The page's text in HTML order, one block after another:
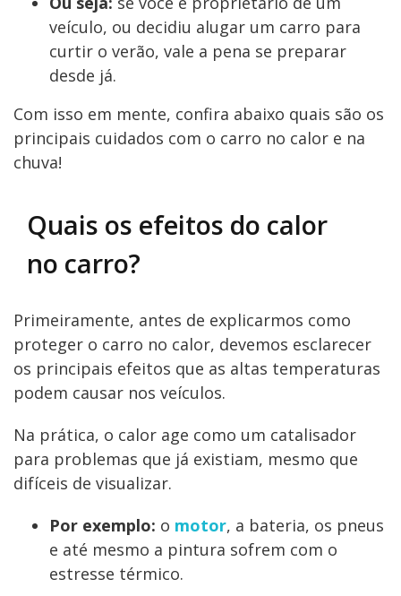
veículo, ou decidiu alugar um carro para
curtir o verão, vale a pena se preparar
desde já.
Com isso em mente, confira abaixo quais são os
principais cuidados com o carro no calor e na
chuva!
Quais os efeitos do calor
no carro?
Primeiramente, antes de explicarmos como
proteger o carro no calor, devemos esclarecer
os principais efeitos que as altas temperaturas
podem causar nos veículos.
Na prática, o calor age como um catalisador
para problemas que já existiam, mesmo que
difíceis de visualizar.
Por exemplo: o motor, a bateria, os pneus
e até mesmo a pintura sofrem com o
estresse térmico.